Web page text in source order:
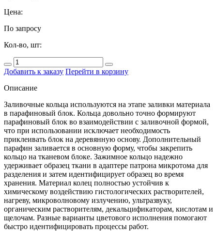
Цена:
По запросу
Кол-во, шт:
Добавить к заказу Перейти в корзину
Описание
Заливочные кольца используются на этапе заливки материала
в парафиновый блок. Кольца довольно точно формируют
парафиновый блок во взаимодействии с заливочной формой,
что при использовании исключает необходимость
приклеивать блок на деревянную основу. Дополнительный
парафин заливается в основную форму, чтобы закрепить
кольцо на тканевом блоке. Зажимное кольцо надежно
удерживает образец ткани в адаптере патрона микротома для
разделения и затем идентифицирует образец во время
хранения. Материал колец полностью устойчив к
химическому воздействию гистологических растворителей,
нагреву, микроволновому излучению, ультразвуку,
органическим растворителям, декальцификаторам, кислотам и
щелочам. Разные варианты цветового исполнения помогают
быстро идентифицировать процессы работ.